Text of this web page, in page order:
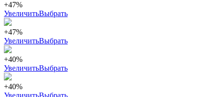
+47%
УвеличитьВыбрать
+47%
УвеличитьВыбрать
+40%
УвеличитьВыбрать
+40%